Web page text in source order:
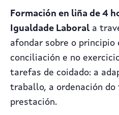
Formación en liña de 4
Igualdade Laboral a
afondar sobre o principio
conciliación e no
tarefas de coidado: a
traballo, a ordenación do
prestación.